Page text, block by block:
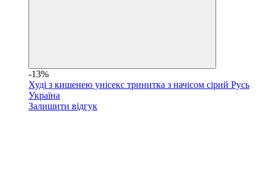
-13%
Худі з кишенею унісекс тринитка з начісом сірий Русь
Україна
Залишити відгук